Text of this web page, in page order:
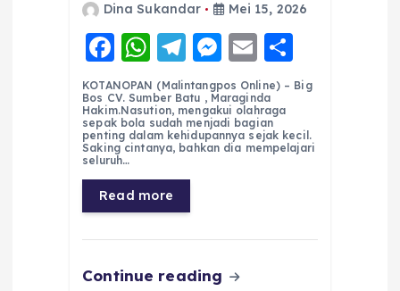
Dina Sukandar Mei 15, 2026
F
a
c
e
b
o
o
k
W
h
a
ts
A
p
p
T
el
e
g
r
a
m
M
e
ss
e
n
E
m
ai
l
h
a
re
KOTANOPAN (Malintangpos Online) – Big
Bos CV. Sumber Batu , Maraginda
Hakim.Nasution, mengakui olahraga
sepak bola sudah menjadi bagian
penting dalam kehidupannya sejak kecil.
Saking cintanya, bahkan dia mempelajari
seluruh…
Read more
Continue reading